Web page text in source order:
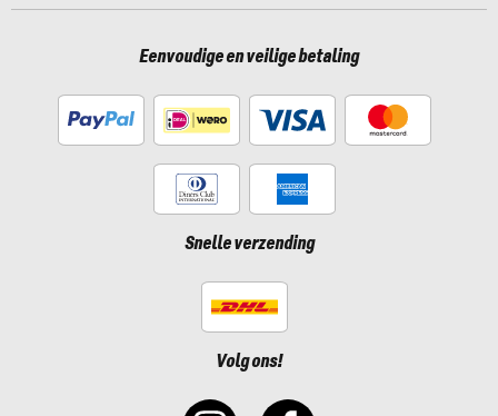
Eenvoudige en veilige betaling
Snelle verzending
Volg ons!